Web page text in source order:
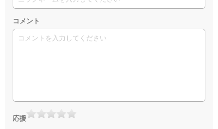
コメント
応援